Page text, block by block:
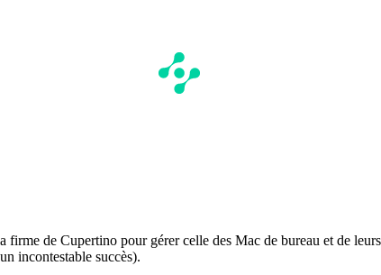
de Cupertino pour gérer celle des Mac de bureau et de
incontestable succès).